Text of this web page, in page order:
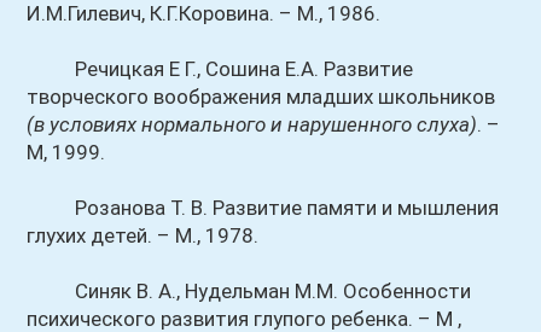
И.М.Гилевич, К.Г.Коровина. – М., 1986.
Речицкая Е Г., Сошина Е.А. Развитие
творческого воображения младших школьников
(в условиях нормального и нарушенного слуха). –
М, 1999.
Розанова Т. В. Развитие памяти и мышления
глухих детей. – М., 1978.
Синяк В. А., Нудельман М.М. Особенности
психического развития глупого ребенка. – М ,